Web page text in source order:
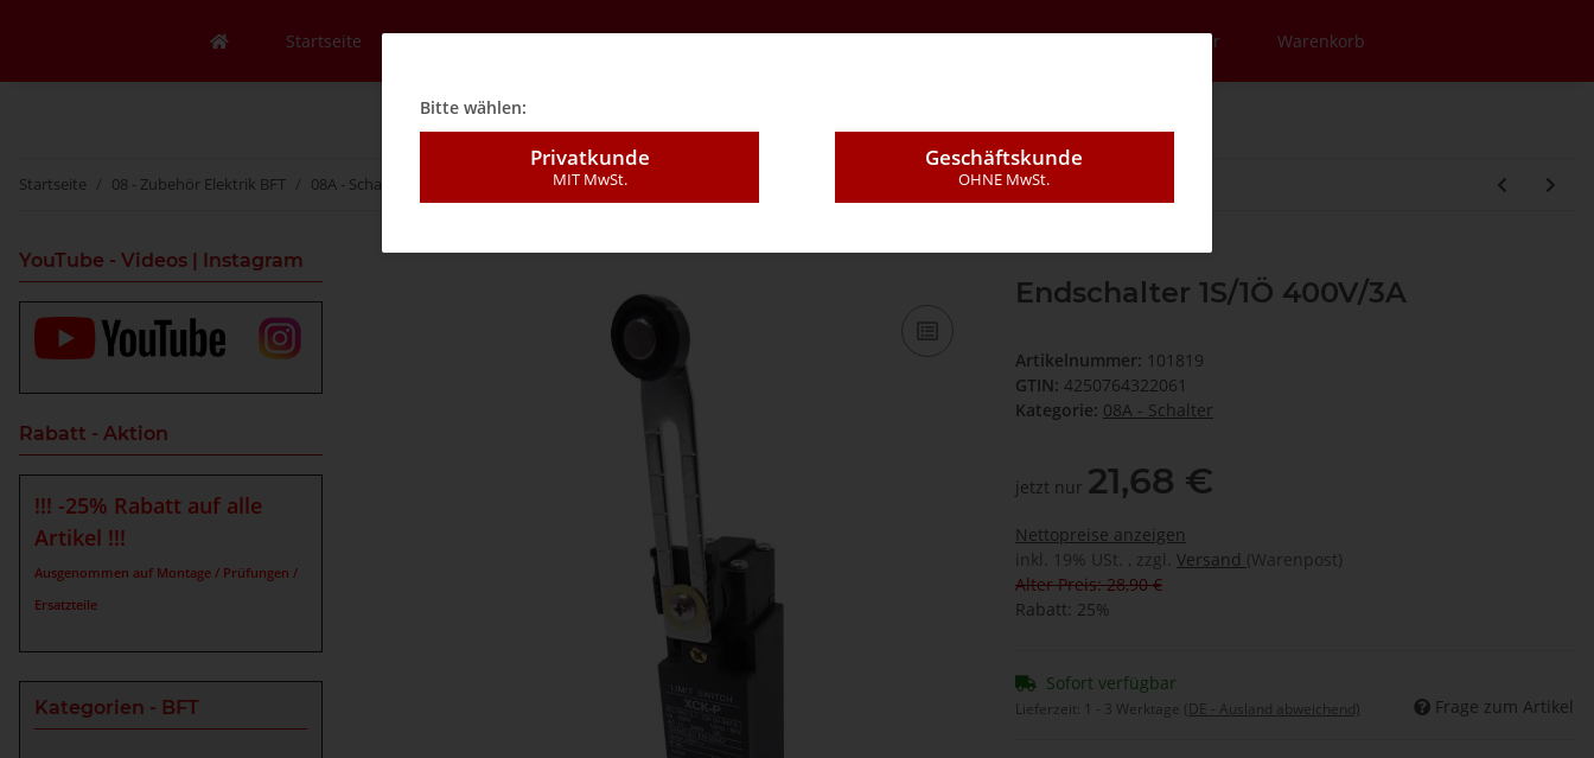
Startseite Mein Konto Kontakt Über Uns E-Mail Montageleistungen Newsletter Warenkorb
Startseite 08 - Zubehör Elektrik BFT 08A - Schalter Endschalter 1S/1Ö 400V/3A
Endschalter 1S/1Ö 400V/3A
Artikelnummer: 101819
GTIN: 4250764322061
Kategorie: 08A - Schalter
jetzt nur 21,68 €
Nettopreise anzeigen
inkl. 19% USt. , zzgl. Versand (Warenpost)
Alter Preis: 28,90 €
Rabatt: 25%
Sofort verfügbar
Lieferzeit: 1 - 3 Werktage (DE - Ausland abweichend) Frage zum Artikel
YouTube - Videos | Instagram
Rabatt - Aktion
!!! -25% Rabatt auf alle
Artikel !!!
Ausgenommen auf Montage / Prüfungen /
Ersatzteile
Kategorien - BFT
Bitte wählen:
Privatkunde
MIT MwSt.
Geschäftskunde
OHNE MwSt.